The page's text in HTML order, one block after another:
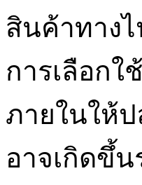
สินค้าทาง
การเลือก
ภายในให้
อาจเกิดขึ้